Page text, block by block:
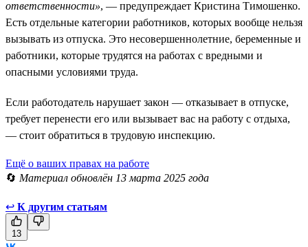
ответственности», — предупреждает Кристина Тимошенко.
Есть отдельные категории работников, которых вообще нельзя
вызывать из отпуска. Это несовершеннолетние, беременные и
работники, которые трудятся на работах с вредными и
опасными условиями труда.
Если работодатель нарушает закон — отказывает в отпуске,
требует перенести его или вызывает вас на работу с отдыха,
— стоит обратиться в трудовую инспекцию.
Ещё о ваших правах на работе
🔄 Материал обновлён 13 марта 2025 года
↩ К другим статьям
13